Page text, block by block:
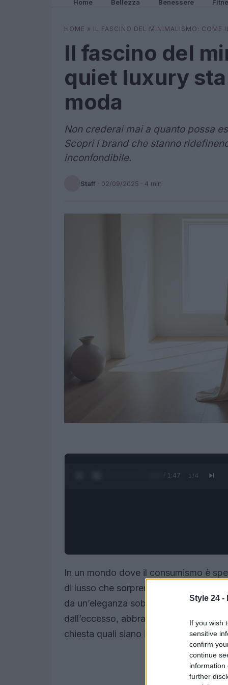
Style 24 -
If you wish
sensitive
confirm
continue
information
further
Home Bellezza Benessere
HOME » IL FASCINO DEL MINIMALISMO: COME
Il fascino del
quiet luxury
moda
Non crederai mai a quanto possa
Scopri i brand che stanno
inconfondibile.
Staff · 02/09/2025 · 4 min
0:28 / 1:47 1 /4
In un mondo dove il consumismo è
di lusso che sorprende e conquista: il
da un’eleganza sobria e da dettagli
dall’eccesso, abbracciando una
chiesta quali siano i brand che meglio